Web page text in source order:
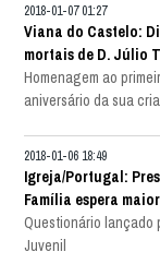
2018-01-07 01:27
Viana do Castelo:
mortais de D. Júlio
Homenagem ao
aniversário da sua
2018-01-06 18:49
Igreja/Portugal:
Família espera
Questionário lançado
Juvenil